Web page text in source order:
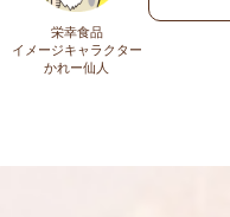
上に表示された文
栄幸食品
イメージキャラクター
かれー仙人